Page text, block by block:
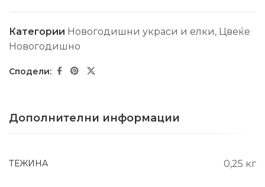
Категории Новогодишни украси и елки, Цвеќе
Новогодишно
Дополнителни информации
ТЕЖИНА 0,25 кг